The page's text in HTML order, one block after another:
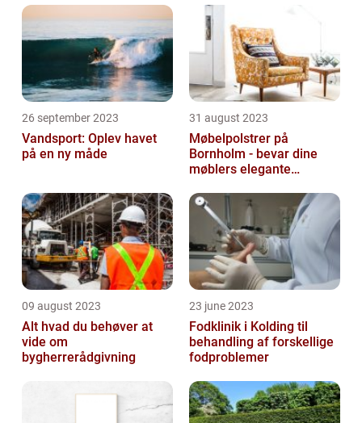
26 september 2023
Vandsport: Oplev havet
på en ny måde
31 august 2023
Møbelpolstrer på
Bornholm - bevar dine
møblers elegante
09 august 2023
Alt hvad du behøver at
vide om
bygherrerådgivning
23 june 2023
Fodklinik i Kolding til
behandling af forskellige
fodproblemer